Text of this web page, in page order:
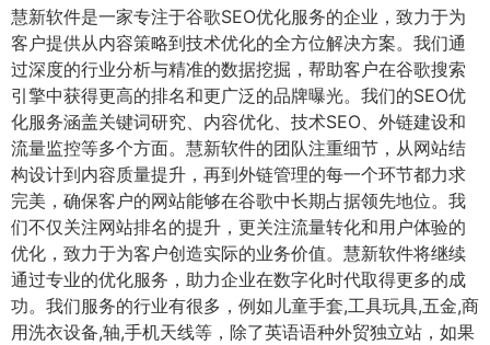
慧新软件是一家专注于谷歌SEO优化服务的企业，致力于为
客户提供从内容策略到技术优化的全方位解决方案。我们通
过深度的行业分析与精准的数据挖掘，帮助客户在谷歌搜索
引擎中获得更高的排名和更广泛的品牌曝光。我们的SEO优
化服务涵盖关键词研究、内容优化、技术SEO、外链建设和
流量监控等多个方面。慧新软件的团队注重细节，从网站结
构设计到内容质量提升，再到外链管理的每一个环节都力求
完美，确保客户的网站能够在谷歌中长期占据领先地位。我
们不仅关注网站排名的提升，更关注流量转化和用户体验的
优化，致力于为客户创造实际的业务价值。慧新软件将继续
通过专业的优化服务，助力企业在数字化时代取得更多的成
功。我们服务的行业有很多，例如儿童手套,工具玩具,五金,商
用洗衣设备,轴,手机天线等，除了英语语种外贸独立站，如果